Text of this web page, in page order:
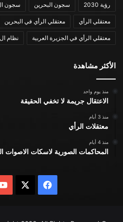
رؤية 2030 سجون البحرين سجون
معتقلي الرأي معتقلي الرأي في البحرين
معتقلي الرأي في الجزيرة العربية نظام
الأكثر مشاهدة
منذ يوم واحد
الاعتقال جريمة لا تخفي الحقيقة
منذ 3 أيام
معتقلات الرأي
منذ 4 أيام
المحاكمات الصورية لاسكات الاصوات
فيسبوك